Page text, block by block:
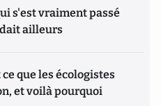
s'est vraiment passé
ailleurs
que les écologistes
et voilà pourquoi